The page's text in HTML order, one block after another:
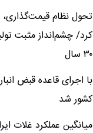
تحول نظام
کرد/ چشم‌انداز مثبت
۳۰ سال
کشور شد